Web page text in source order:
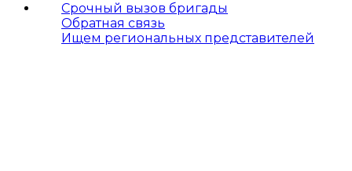
Срочный вызов бригады
Обратная связь
Ищем региональных представителей